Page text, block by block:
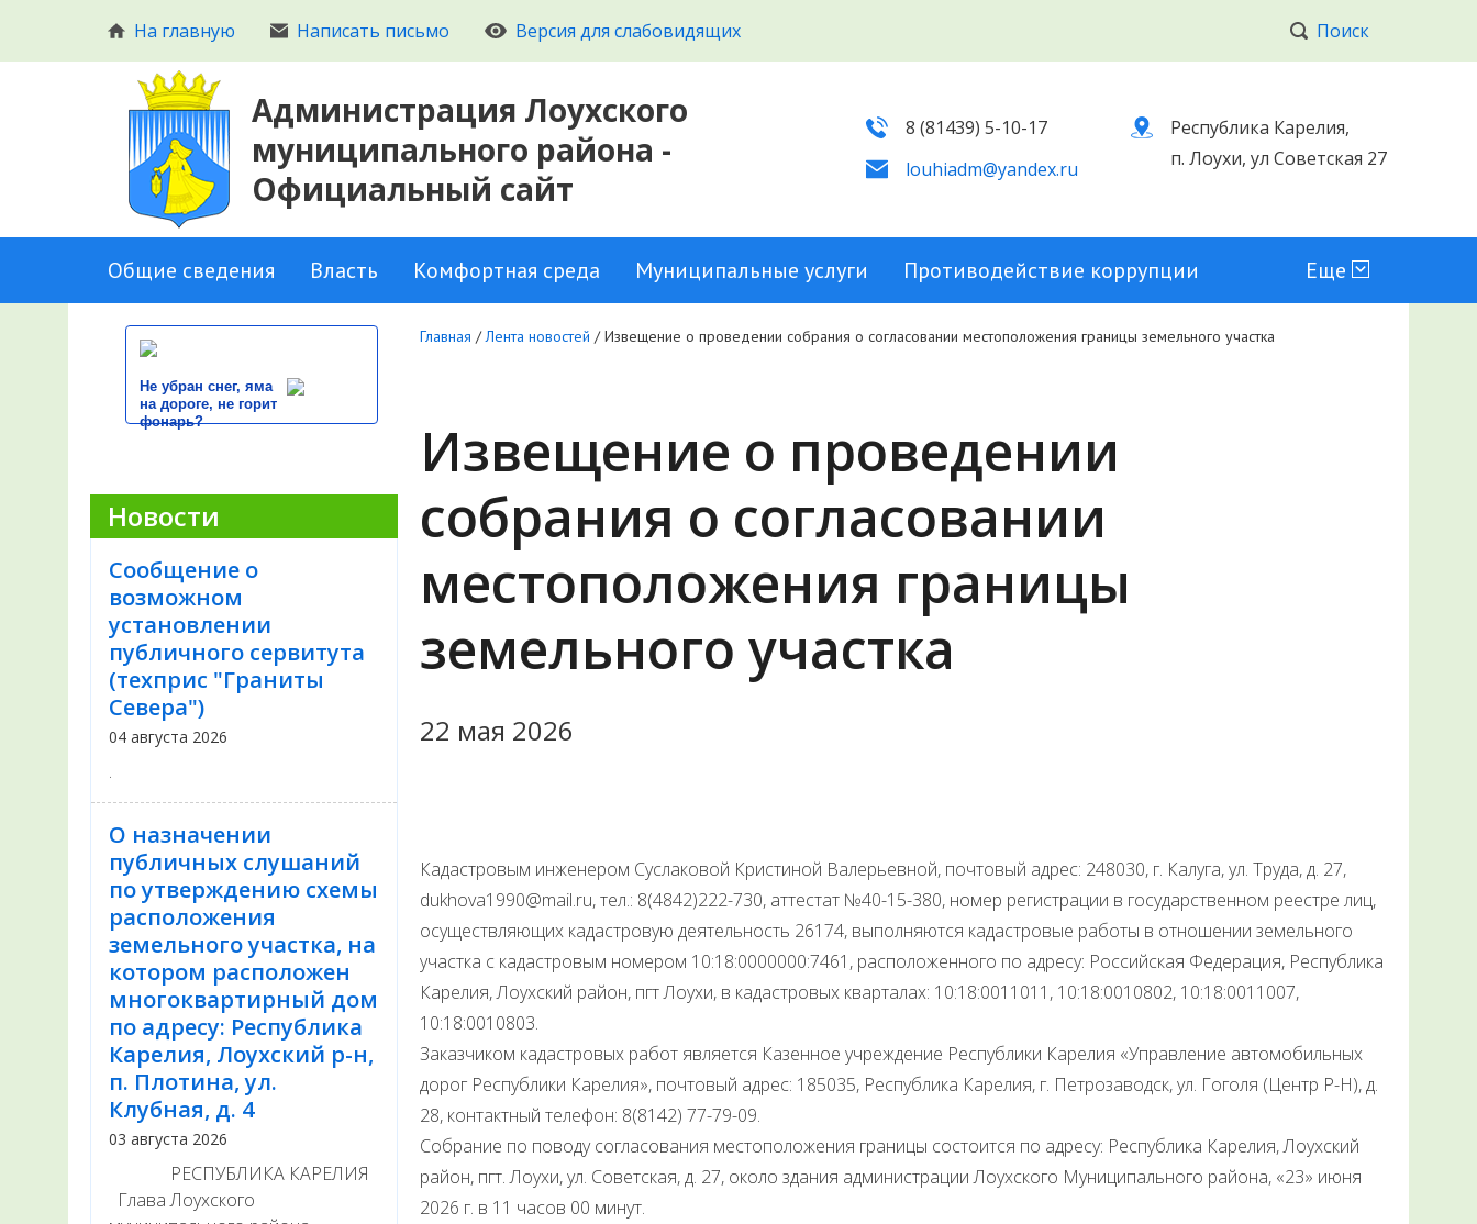
На главную Написать письмо Версия для слабовидящих Поиск
Администрация Лоухского
муниципального района -
Официальный сайт
8 (81439) 5-10-17
louhiadm@yandex.ru
Республика Карелия,
п. Лоухи, ул Советская 27
Общие сведения Власть Комфортная среда Муниципальные услуги Противодействие коррупции Еще
Не убран снег, яма
на дороге, не горит
фонарь?
Новости
Сообщение о
возможном
установлении
публичного сервитута
(техприс "Граниты
Севера")
04 августа 2026
.
О назначении
публичных слушаний
по утверждению схемы
расположения
земельного участка, на
котором расположен
многоквартирный дом
по адресу: Республика
Карелия, Лоухский р-н,
п. Плотина, ул.
Клубная, д. 4
03 августа 2026
РЕСПУБЛИКА КАРЕЛИЯ
Глава Лоухского
Главная /Лента новостей /Извещение о проведении собрания о согласовании местоположения границы земельного участка
Извещение о проведении
собрания о согласовании
местоположения границы
земельного участка
22 мая 2026
Кадастровым инженером Суслаковой Кристиной Валерьевной, почтовый адрес: 248030, г. Калуга, ул. Труда, д. 27,
dukhova1990@mail.ru, тел.: 8(4842)222-730, аттестат №40-15-380, номер регистрации в государственном реестре лиц,
осуществляющих кадастровую деятельность 26174, выполняются кадастровые работы в отношении земельного
участка с кадастровым номером 10:18:0000000:7461, расположенного по адресу: Российская Федерация, Республика
Карелия, Лоухский район, пгт Лоухи, в кадастровых кварталах: 10:18:0011011, 10:18:0010802, 10:18:0011007,
10:18:0010803.
Заказчиком кадастровых работ является Казенное учреждение Республики Карелия «Управление автомобильных
дорог Республики Карелия», почтовый адрес: 185035, Республика Карелия, г. Петрозаводск, ул. Гоголя (Центр Р-Н), д.
28, контактный телефон: 8(8142) 77-79-09.
Собрание по поводу согласования местоположения границы состоится по адресу: Республика Карелия, Лоухский
район, пгт. Лоухи, ул. Советская, д. 27, около здания администрации Лоухского Муниципального района, «23» июня
2026 г. в 11 часов 00 минут.